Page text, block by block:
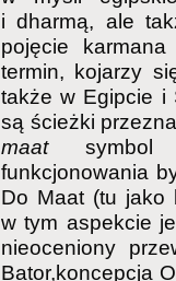
i dharmą, ale
pojęcie
termin, kojarzy
także w Egipcie i
są ścieżki
maatsymbol
funkcjonowania
Do Maat (tu jako
w tym aspekcie
nieoceniony
Bator,koncepcja